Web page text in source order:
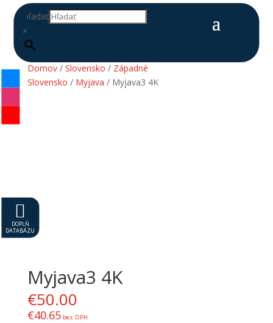
Hľadať
×

DOPLŇ
DATABÁZU
Domov/ Slovensko / Západné
Slovensko / Myjava / Myjava3 4K
Myjava3 4K
€50.00
€40.65bez DPH